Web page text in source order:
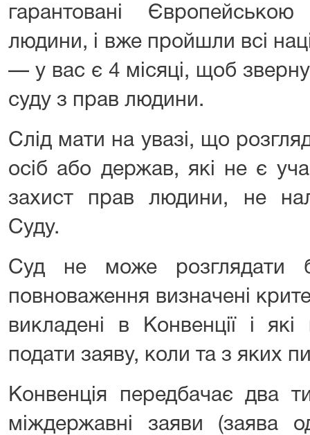
гарантовані
людини, і вже пройшли всі
— у вас є 4 місяці, щоб
суду з прав людини.
Слід мати на увазі, що
осіб або держав, які не є
захист прав людини, не
Суду.
Суд не може розглядати
повноваження визначені
викладені в Конвенції і
подати заяву, коли та з яких
Конвенція передбачає два
міждержавні заяви (заява